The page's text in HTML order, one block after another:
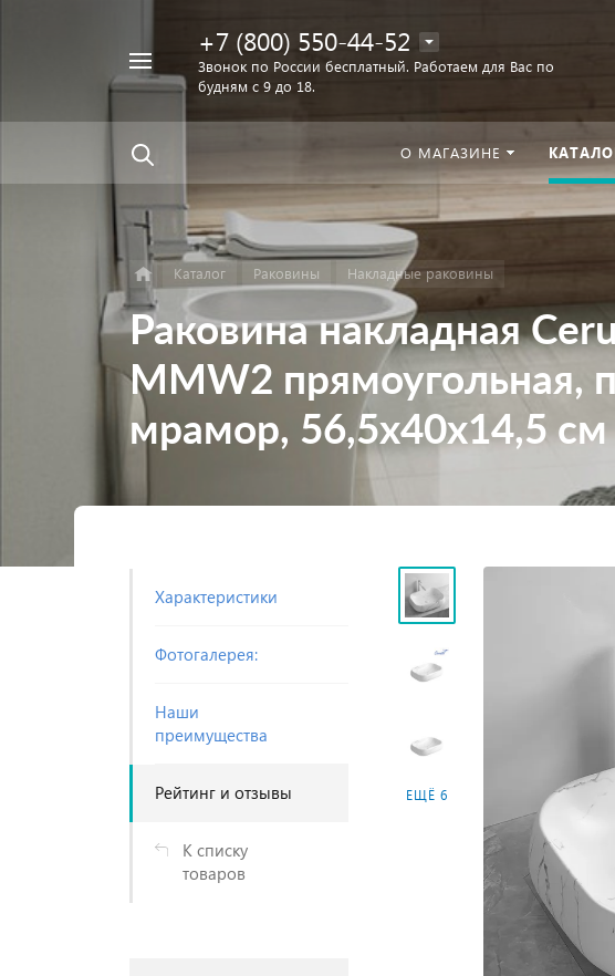
в каталоге
Найти
+7 (800) 550-44-52
Звонок по России бесплатный. Работаем для Вас по
будням с 9 до 18.
О МАГАЗИНЕ
Каталог Раковины Накладные раковины
Раковина накладная
MMW2 прямоугольная,
мрамор, 56,5х40х14,5 см
Характеристики
Фотогалерея:
Наши
преимущества
Рейтинг и отзывы
К списку
товаров
ЕЩЁ 6